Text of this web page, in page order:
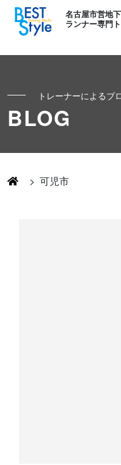
名古屋市営地
ランナー専門
初めての方へ
お客様の声
Runner's パーソナル
キッズ・かけっこ
トレーナーによるブ
BLOG
> 可児市